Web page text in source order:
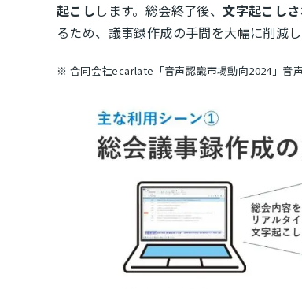
起こしします。総会終了後、文字起こし
るため、議事録作成の手間を大幅に削減し
※ 合同会社ecarlate「音声認識市場動向2024」音